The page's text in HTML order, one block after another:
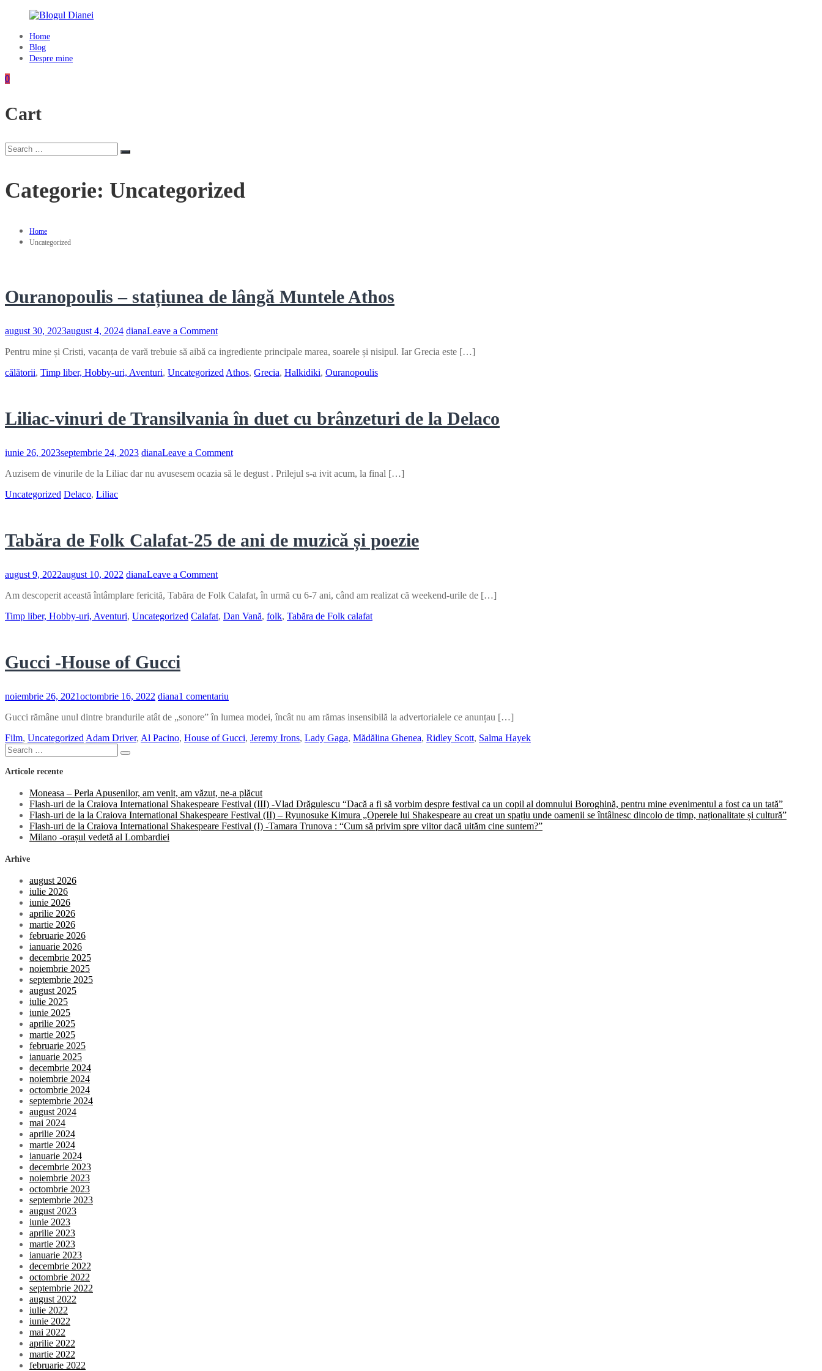
content
Blogul
Dianei
Blognotes
călătorii
și
finețuri
Home
Blog
Despre mine
0
Cart
Search
for:
Search
Categorie: Uncategorized
Home
Uncategorized
Ouranopoulis – stațiunea de lângă Muntele Athos
august 30, 2023august 4, 2024 dianaLeave a Commenton
–
de
Pentru mine și Cristi, vacanța de vară trebuie să aibă ca ingrediente principale marea, soarele și nisipul. Iar Grecia este […]
călătorii, Timp liber, Hobby-uri, Aventuri, Uncategorized Athos, Grecia, Halkidiki, Ouranopoulis
Liliac-vinuri de Transilvania în duet cu brânzeturi de la Delaco
iunie 26, 2023septembrie 24, 2023 dianaLeave a Commenton
vinuri
brânzeturi
de
Auzisem de vinurile de la Liliac dar nu avusesem ocazia să le degust . Prilejul s-a ivit acum, la final […]
Uncategorized Delaco, Liliac
Tabăra de Folk Calafat-25 de ani de muzică și poezie
august 9, 2022august 10, 2022 dianaLeave a Commenton
de
Calafat-
poezie
Am descoperit această întâmplare fericită, Tabăra de Folk Calafat, în urmă cu 6-7 ani, când am realizat că weekend-urile de […]
Timp liber, Hobby-uri, Aventuri, Uncategorized Calafat, Dan Vană, folk, Tabăra de Folk calafat
Gucci -House of Gucci
noiembrie 26, 2021octombrie 16, 2022 diana1 comentariu
-
of
Gucci rămâne unul dintre brandurile atât de „sonore” în lumea modei, încât nu am rămas insensibilă la advertorialele ce anunțau […]
Film, Uncategorized Adam Driver, Al Pacino, House of Gucci, Jeremy Irons, Lady Gaga, Mădălina Ghenea, Ridley Scott, Salma Hayek
Search
for:
Search
Articole recente
Moneasa – Perla Apusenilor, am venit, am văzut, ne-a plăcut
Flash-uri de la Craiova International Shakespeare Festival (III) -Vlad Drăgulescu “Dacă a fi să vorbim despre festival ca un copil al domnului Boroghină, pentru mine evenimentul a fost ca un tată”
Flash-uri de la la Craiova International Shakespeare Festival (II) – Ryunosuke Kimura „Operele lui Shakespeare au creat un spațiu unde oamenii se întâlnesc dincolo de timp, naționalitate și cultură”
Flash-uri de la Craiova International Shakespeare Festival (I) -Tamara Trunova : “Cum să privim spre viitor dacă uităm cine suntem?”
Milano -orașul vedetă al Lombardiei
Arhive
august 2026
iulie 2026
iunie 2026
aprilie 2026
martie 2026
februarie 2026
ianuarie 2026
decembrie 2025
noiembrie 2025
septembrie 2025
august 2025
iulie 2025
iunie 2025
aprilie 2025
martie 2025
februarie 2025
ianuarie 2025
decembrie 2024
noiembrie 2024
octombrie 2024
septembrie 2024
august 2024
mai 2024
aprilie 2024
martie 2024
ianuarie 2024
decembrie 2023
noiembrie 2023
octombrie 2023
septembrie 2023
august 2023
iunie 2023
aprilie 2023
martie 2023
ianuarie 2023
decembrie 2022
octombrie 2022
septembrie 2022
august 2022
iulie 2022
iunie 2022
mai 2022
aprilie 2022
martie 2022
februarie 2022